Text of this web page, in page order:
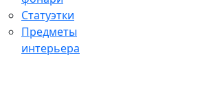
Статуэтки
Предметы
интерьера